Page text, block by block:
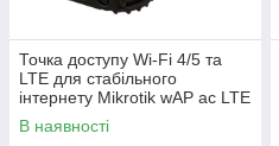
Точка доступу Wi-Fi 4/5 та
LTE для стабільного
інтернету Mikrotik wAP ac LTE
kit (2024) (wAPGR-
5HacD2HnD&EC200A-EU)
В наявності